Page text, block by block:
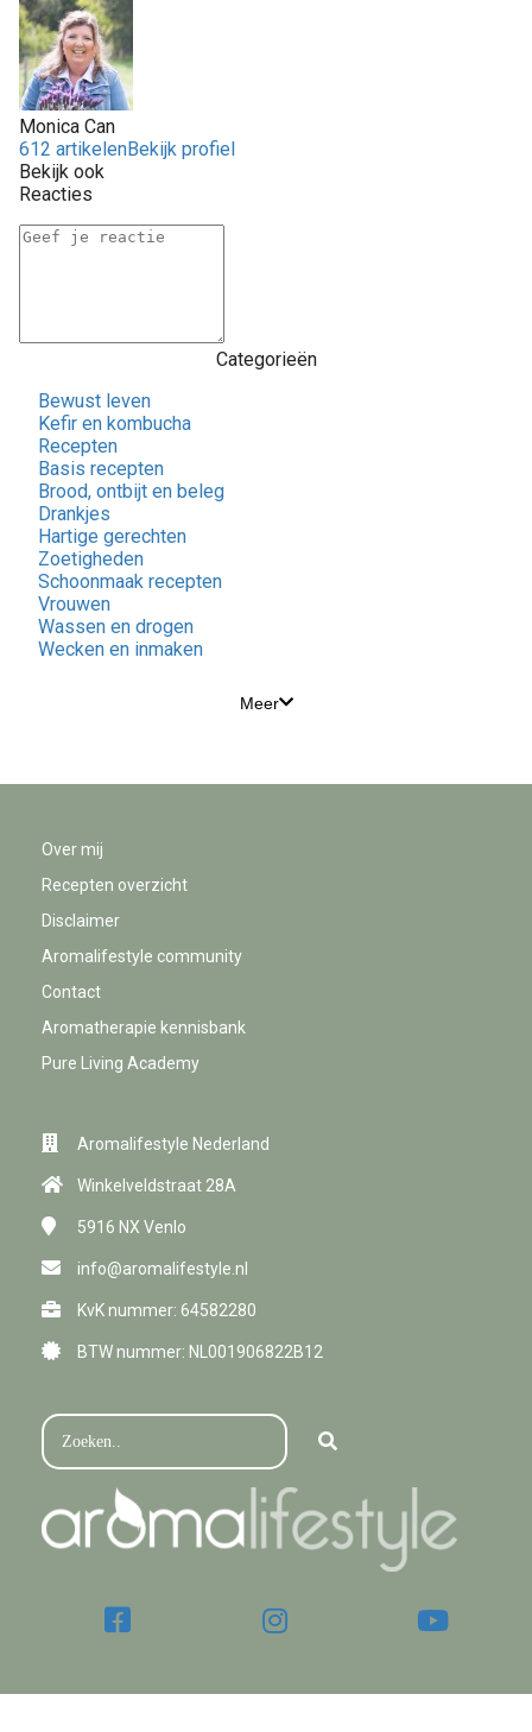
Monica Can
612 artikelenBekijk profiel
Bekijk ook
Reacties
Categorieën
Bewust leven
Kefir en kombucha
Recepten
Basis recepten
Brood, ontbijt en beleg
Drankjes
Hartige gerechten
Zoetigheden
Schoonmaak recepten
Vrouwen
Wassen en drogen
Wecken en inmaken
Meer
Over mij
Recepten overzicht
Disclaimer
Aromalifestyle community
Contact
Aromatherapie kennisbank
Pure Living Academy
Aromalifestyle Nederland
Winkelveldstraat 28A
5916 NX Venlo
info@aromalifestyle.nl
KvK nummer: 64582280
BTW nummer: NL001906822B12